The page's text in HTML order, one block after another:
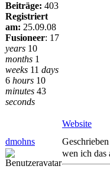
Beiträge: 403
Registriert
am: 25.09.08
Fusioneer: 17
years 10
months 1
weeks 11 days
6 hours 10
minutes 43
seconds
Website
dmohns
wen ich das